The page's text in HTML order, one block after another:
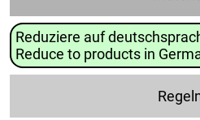
Reduziere auf
Reduce to products in